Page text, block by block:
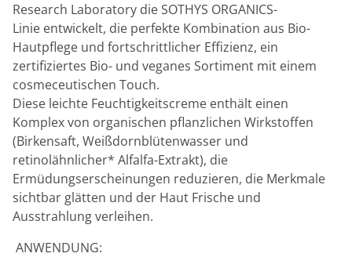
Research Laboratory die SOTHYS ORGANICS-
Linie entwickelt, die perfekte Kombination aus Bio-
Hautpflege und fortschrittlicher Effizienz, ein
zertifiziertes Bio- und veganes Sortiment mit einem
cosmeceutischen Touch.
Diese leichte Feuchtigkeitscreme enthält einen
Komplex von organischen pflanzlichen Wirkstoffen
(Birkensaft, Weißdornblütenwasser und
retinolähnlicher* Alfalfa-Extrakt), die
Ermüdungserscheinungen reduzieren, die Merkmale
sichtbar glätten und der Haut Frische und
Ausstrahlung verleihen.
ANWENDUNG: